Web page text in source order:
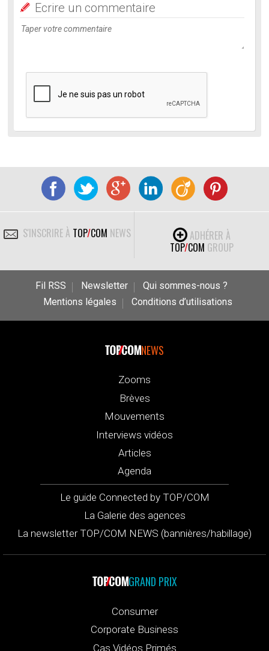
Ecrire un commentaire
S'INSCRIRE À TOP/COM NEWS
ADHÉRER À
TOP/COM GROUP
Fil RSS Newsletter
Qui sommes-nous ?
Mentions légales
Conditions d’utilisations
NEWS
Zooms
Brèves
Mouvements
Interviews vidéos
Articles
Agenda
Le guide Connected by TOP/COM
La Galerie des agences
La newsletter TOP/COM NEWS (bannières/habillage)
GRAND PRIX
Consumer
Corporate Business
Cas Vidéos Primés